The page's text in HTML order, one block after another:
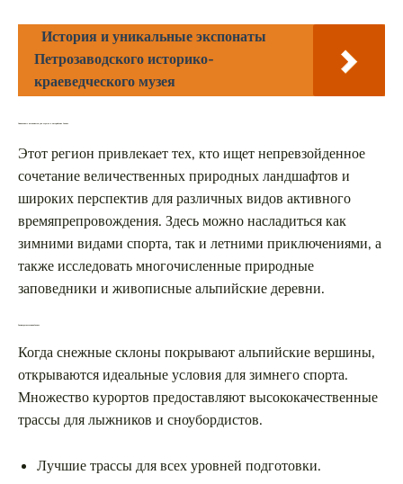
История и уникальные экспонаты
Петрозаводского историко-
краеведческого музея
Уникальные возможности для отдыха в австрийских Альпах
Этот регион привлекает тех, кто ищет непревзойденное
сочетание величественных природных ландшафтов и
широких перспектив для различных видов активного
времяпрепровождения. Здесь можно насладиться как
зимними видами спорта, так и летними приключениями, а
также исследовать многочисленные природные
заповедники и живописные альпийские деревни.
Зимние развлечения в Альпах
Когда снежные склоны покрывают альпийские вершины,
открываются идеальные условия для зимнего спорта.
Множество курортов предоставляют высококачественные
трассы для лыжников и сноубордистов.
Лучшие трассы для всех уровней подготовки.